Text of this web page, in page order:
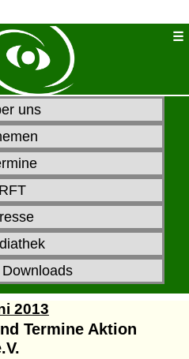
uns
RFT
2013
Termine Aktion